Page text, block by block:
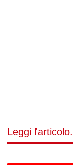
Leggi